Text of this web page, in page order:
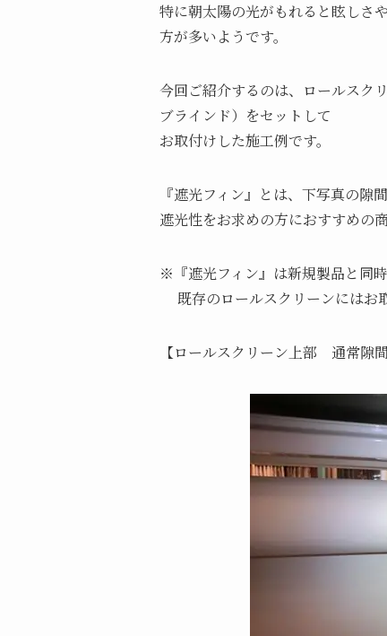
特に朝太陽の光がもれると眩しさ
方が多いようです。
今回ご紹介するのは、ロールスク
ブラインド）をセットして
お取付けした施工例です。
『遮光フィン』とは、下写真の隙
遮光性をお求めの方におすすめの商
※『遮光フィン』は新規製品と同時
既存のロールスクリーンにはお
【ロールスクリーン上部 通常隙